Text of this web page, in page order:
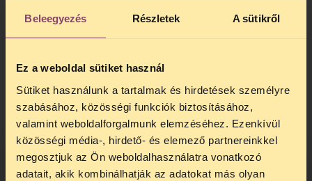
Beleegyezés Részletek A sütikről
Ez a weboldal sütiket használ
Sütiket használunk a tartalmak és hirdetések személyre
szabásához, közösségi funkciók biztosításához,
valamint weboldalforgalmunk elemzéséhez. Ezenkívül
közösségi média-, hirdető- és elemező partnereinkkel
megosztjuk az Ön weboldalhasználatra vonatkozó
adatait, akik kombinálhatják az adatokat más olyan